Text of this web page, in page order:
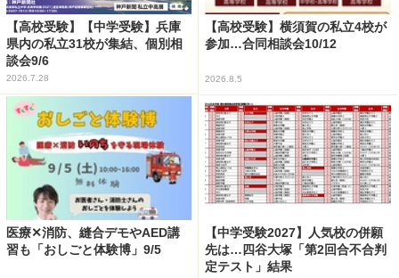
【高校受験】【中学受験】兵庫
県内の私立31校が集結、個別相
談会9/6
2026.7.28
【高校受験】横須賀の私立4校が
参加…合同相談会10/12
2026.8.5
医療✕消防、縫合デモやAED講
習も「おしごと体験博」9/5
【中学受験2027】人気校の併願
先は…四谷大塚「第2回合不合判
定テスト」結果